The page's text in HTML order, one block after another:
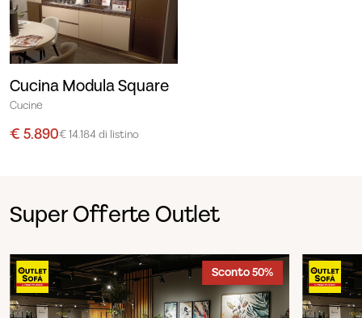
Cucina Modula Square
Cucine
€ 5.890€ 14.184 di listino
Super Offerte Outlet
Sconto 50%